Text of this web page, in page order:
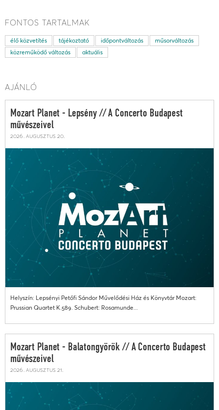
FONTOS TARTALMAK
élő közvetítés tájékoztató időpontváltozás
műsorváltozás
közreműködő változás
aktuális
AJÁNLÓ
Mozart Planet - Lepsény // A Concerto Budapest
művészeivel
2026. augusztus 20.
Helyszín: Lepsényi Petőfi Sándor Művelődési Ház és Könyvtár Mozart:
Prussian Quartet K.589. Schubert: Rosamunde...
Mozart Planet - Balatongyörök // A Concerto Budapest
művészeivel
2026. augusztus 21.